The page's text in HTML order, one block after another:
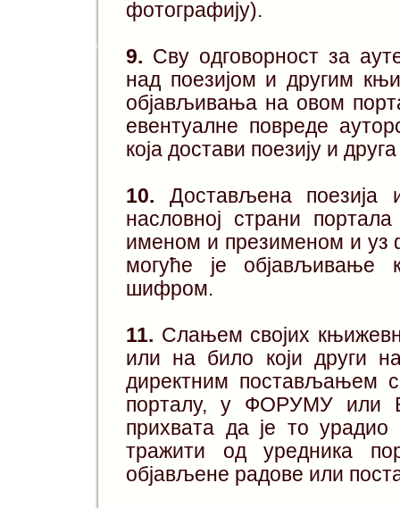
фотографију).
9. Сву одговорност за
над поезијом и другим
објављивања на овом
евентуалне повреде
која достави поезију и
10. Достављена
насловној страни
именом и презименом и уз
могуће је објављивање
шифром.
11. Слањем својих
или на било који други
директним постављањем
порталу, у ФОРУМУ или
прихвата да је то
тражити од уредника
објављене радове или